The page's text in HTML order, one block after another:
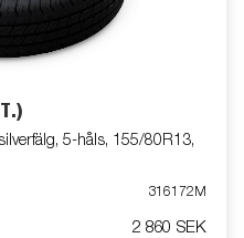
5-håls, 155/80R13,
316172M
2 860 SEK